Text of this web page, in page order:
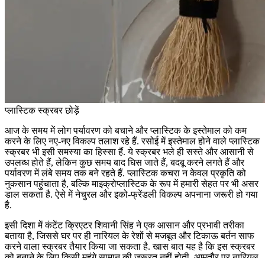
प्लास्टिक स्क्रबर छोड़ें
आज के समय में लोग पर्यावरण को बचाने और प्लास्टिक के इस्तेमाल को कम
करने के लिए नए-नए विकल्प तलाश रहे हैं. रसोई में इस्तेमाल होने वाले प्लास्टिक
स्क्रबर भी इसी समस्या का हिस्सा हैं. ये स्क्रबर भले ही सस्ते और आसानी से
उपलब्ध होते हैं, लेकिन कुछ समय बाद घिस जाते हैं, बदबू करने लगते हैं और
पर्यावरण में लंबे समय तक बने रहते हैं. प्लास्टिक कचरा न केवल प्रकृति को
नुकसान पहुंचाता है, बल्कि माइक्रोप्लास्टिक के रूप में हमारी सेहत पर भी असर
डाल सकता है. ऐसे में नेचुरल और इको-फ्रेंडली विकल्प अपनाना जरूरी हो गया
है.
इसी दिशा में कंटेंट क्रिएटर शिवानी सिंह ने एक आसान और प्रभावी तरीका
बताया है, जिससे घर पर ही नारियल के रेशों से मजबूत और टिकाऊ बर्तन साफ
करने वाला स्क्रबर तैयार किया जा सकता है. खास बात यह है कि इस स्क्रबर